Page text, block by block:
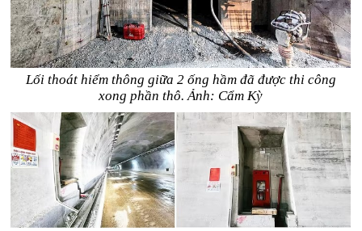
Lối thoát hiểm thông giữa 2 ống hầm đã được thi công
xong phần thô. Ảnh: Cẩm Kỳ